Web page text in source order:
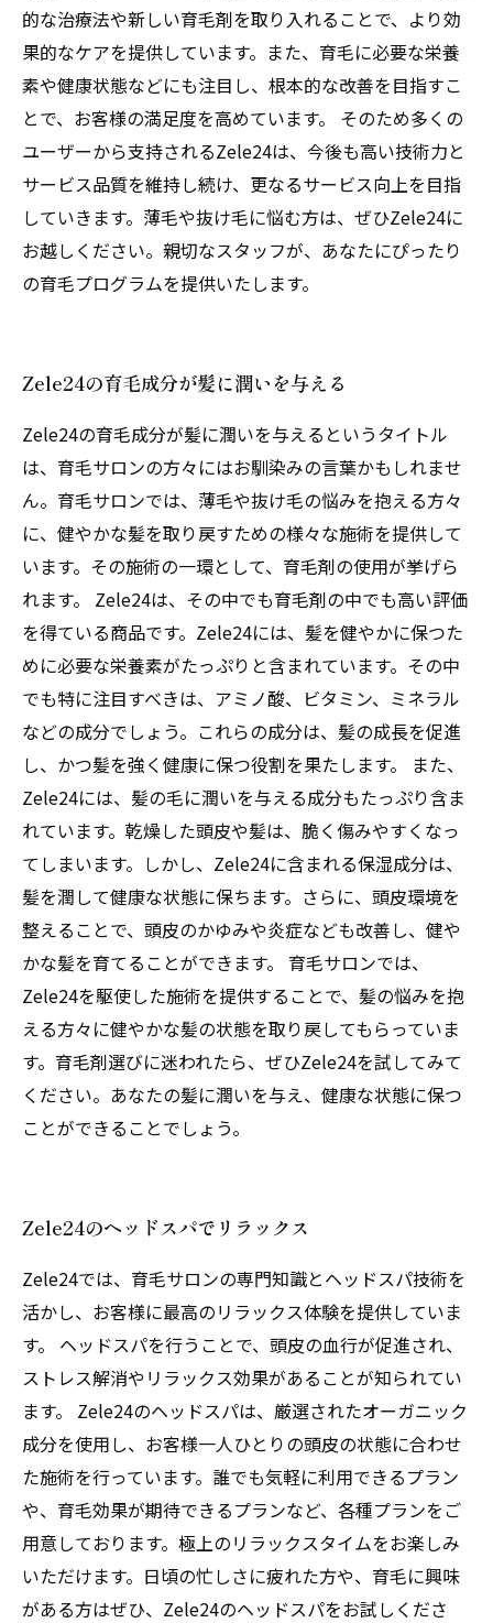
的な治療法や新しい育毛剤を取り入れることで、より効
果的なケアを提供しています。また、育毛に必要な栄養
素や健康状態などにも注目し、根本的な改善を目指すこ
とで、お客様の満足度を高めています。 そのため多くの
ユーザーから支持されるZele24は、今後も高い技術力と
サービス品質を維持し続け、更なるサービス向上を目指
していきます。薄毛や抜け毛に悩む方は、ぜひZele24に
お越しください。親切なスタッフが、あなたにぴったり
の育毛プログラムを提供いたします。
Zele24の育毛成分が髪に潤いを与える
Zele24の育毛成分が髪に潤いを与えるというタイトル
は、育毛サロンの方々にはお馴染みの言葉かもしれませ
ん。育毛サロンでは、薄毛や抜け毛の悩みを抱える方々
に、健やかな髪を取り戻すための様々な施術を提供して
います。その施術の一環として、育毛剤の使用が挙げら
れます。 Zele24は、その中でも育毛剤の中でも高い評価
を得ている商品です。Zele24には、髪を健やかに保つた
めに必要な栄養素がたっぷりと含まれています。その中
でも特に注目すべきは、アミノ酸、ビタミン、ミネラル
などの成分でしょう。これらの成分は、髪の成長を促進
し、かつ髪を強く健康に保つ役割を果たします。 また、
Zele24には、髪の毛に潤いを与える成分もたっぷり含ま
れています。乾燥した頭皮や髪は、脆く傷みやすくなっ
てしまいます。しかし、Zele24に含まれる保湿成分は、
髪を潤して健康な状態に保ちます。さらに、頭皮環境を
整えることで、頭皮のかゆみや炎症なども改善し、健や
かな髪を育てることができます。 育毛サロンでは、
Zele24を駆使した施術を提供することで、髪の悩みを抱
える方々に健やかな髪の状態を取り戻してもらっていま
す。育毛剤選びに迷われたら、ぜひZele24を試してみて
ください。あなたの髪に潤いを与え、健康な状態に保つ
ことができることでしょう。
Zele24のヘッドスパでリラックス
Zele24では、育毛サロンの専門知識とヘッドスパ技術を
活かし、お客様に最高のリラックス体験を提供していま
す。 ヘッドスパを行うことで、頭皮の血行が促進され、
ストレス解消やリラックス効果があることが知られてい
ます。 Zele24のヘッドスパは、厳選されたオーガニック
成分を使用し、お客様一人ひとりの頭皮の状態に合わせ
た施術を行っています。誰でも気軽に利用できるプラン
や、育毛効果が期待できるプランなど、各種プランをご
用意しております。極上のリラックスタイムをお楽しみ
いただけます。日頃の忙しさに疲れた方や、育毛に興味
がある方はぜひ、Zele24のヘッドスパをお試しくださ